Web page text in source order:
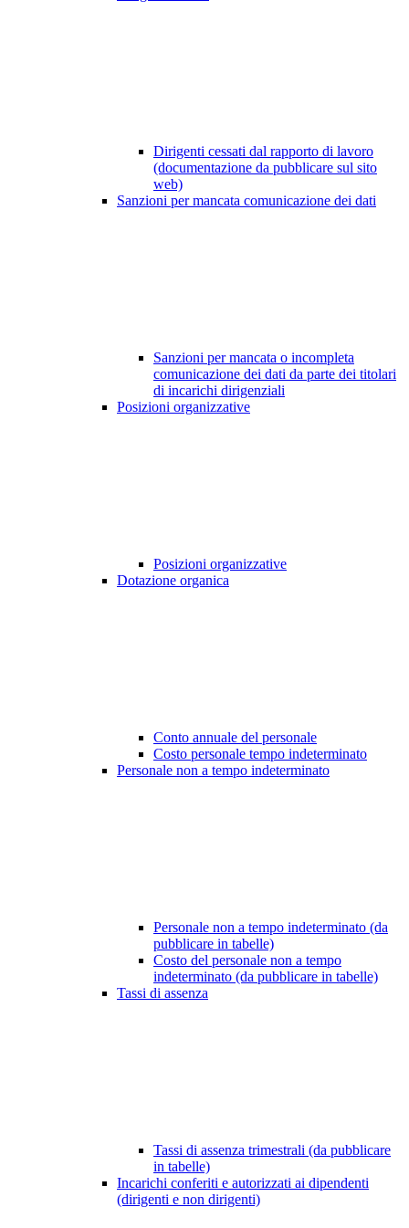
Dirigenti cessati dal rapporto di lavoro
(documentazione da pubblicare sul sito
web)
Sanzioni per mancata comunicazione dei dati
Sanzioni per mancata o incompleta
comunicazione dei dati da parte dei titolari
di incarichi dirigenziali
Posizioni organizzative
Posizioni organizzative
Dotazione organica
Conto annuale del personale
Costo personale tempo indeterminato
Personale non a tempo indeterminato
Personale non a tempo indeterminato (da
pubblicare in tabelle)
Costo del personale non a tempo
indeterminato (da pubblicare in tabelle)
Tassi di assenza
Tassi di assenza trimestrali (da pubblicare
in tabelle)
Incarichi conferiti e autorizzati ai dipendenti
(dirigenti e non dirigenti)